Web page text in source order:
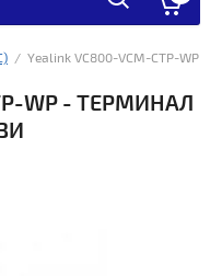
  /  Yealink VC800-VCM-CTP-WP
WP - ТЕРМИНАЛ